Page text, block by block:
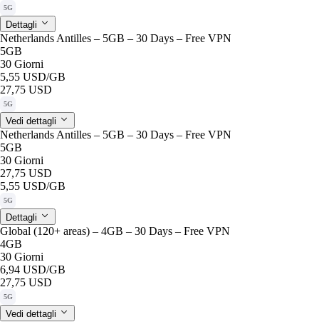
5G
Dettagli
Netherlands Antilles – 5GB – 30 Days – Free VPN
5GB
30 Giorni
5,55 USD/GB
27,75 USD
5G
Vedi dettagli
Netherlands Antilles – 5GB – 30 Days – Free VPN
5GB
30 Giorni
27,75 USD
5,55 USD/GB
5G
Dettagli
Global (120+ areas) – 4GB – 30 Days – Free VPN
4GB
30 Giorni
6,94 USD/GB
27,75 USD
5G
Vedi dettagli